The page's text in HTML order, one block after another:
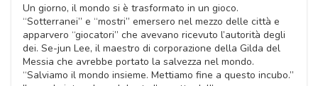
Un giorno, il mondo si è trasformato in un gioco.
“Sotterranei” e “mostri” emersero nel mezzo delle città e
apparvero “giocatori” che avevano ricevuto l’autorità degli
dei. Se-jun Lee, il maestro di corporazione della Gilda del
Messia che avrebbe portato la salvezza nel mondo.
“Salviamo il mondo insieme. Mettiamo fine a questo incubo.”